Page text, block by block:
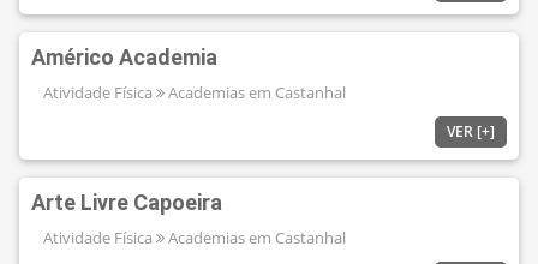
Américo Academia
Atividade Física Academias em Castanhal
VER [+]
Arte Livre Capoeira
Atividade Física Academias em Castanhal